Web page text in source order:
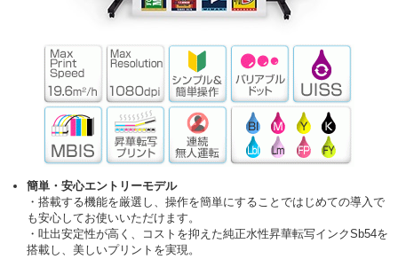
簡単・安心エントリーモデル
・搭載する機能を厳選し、操作を簡単にすることではじめての導入で
も安心してお使いいただけます。
・吐出安定性が高く、コストを抑えた純正水性昇華転写インクSb54を
搭載し、美しいプリントを実現。